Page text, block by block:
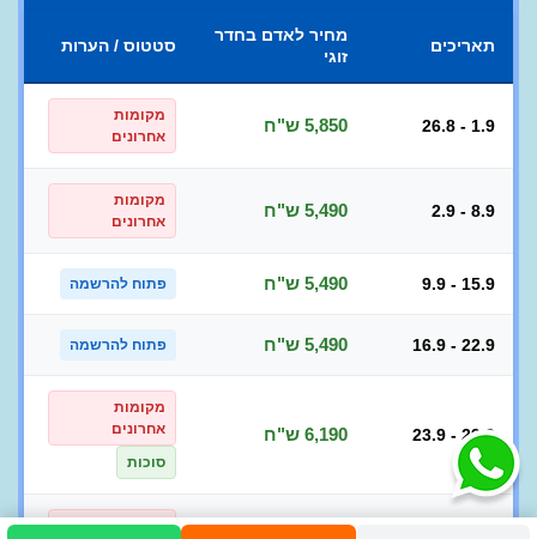
תאריכים
מחיר לאדם בחדר
זוגי
סטטוס / הערות
26.8 - 1.9 5,850 ש"ח
מקומות
אחרונים
2.9 - 8.9 5,490 ש"ח
מקומות
אחרונים
9.9 - 15.9 5,490 ש"ח פתוח להרשמה
16.9 - 22.9 5,490 ש"ח פתוח להרשמה
23.9 - 29.9 6,190 ש"ח
מקומות
אחרונים
סוכות
מקומות